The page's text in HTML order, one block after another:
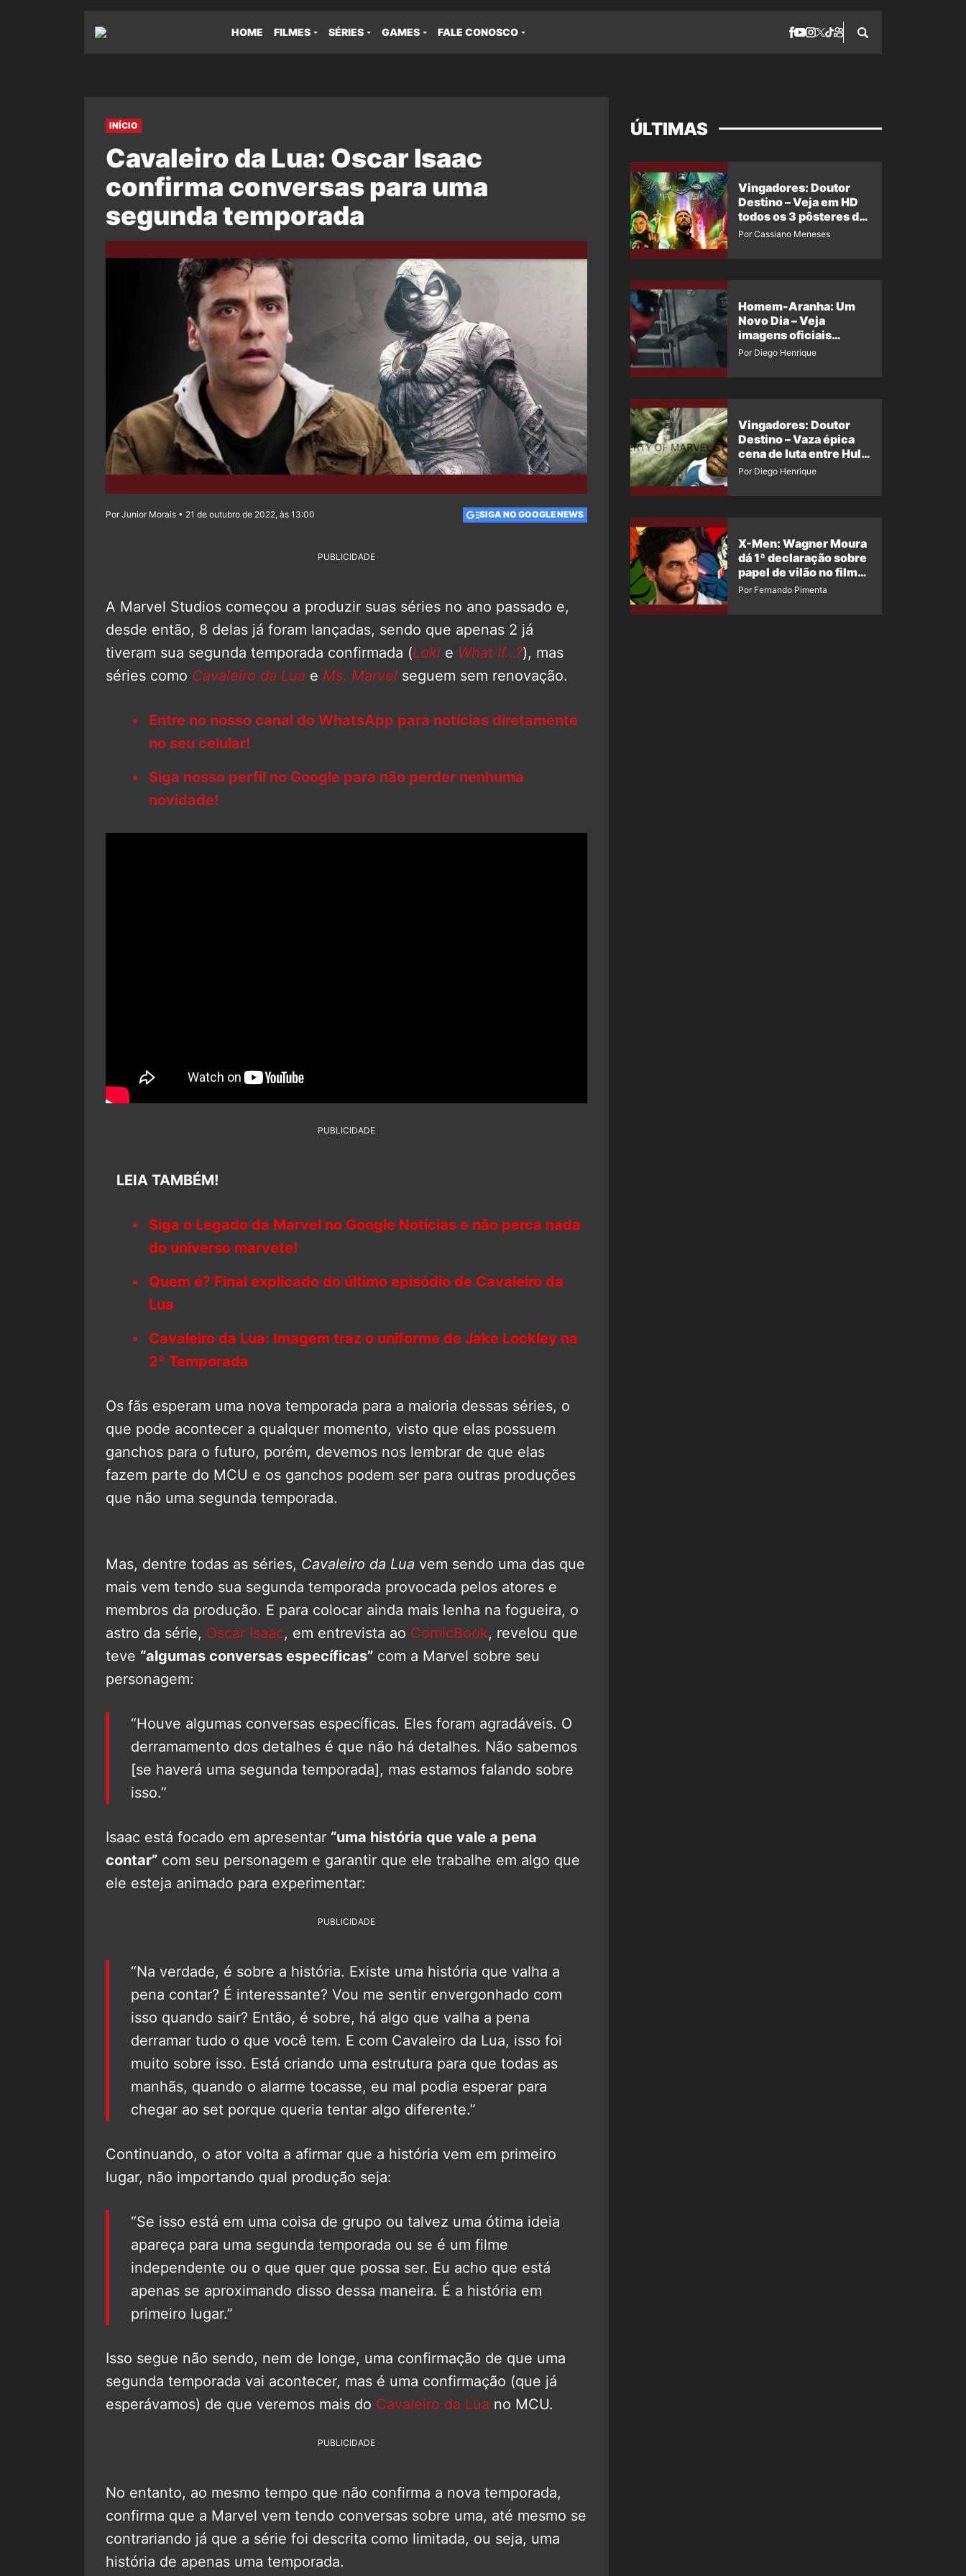
HOME FILMES SÉRIES GAMES FALE CONOSCO
INÍCIO
Cavaleiro da Lua: Oscar Isaac
confirma conversas para uma
segunda temporada
Por Junior Morais • 21 de outubro de 2022, às 13:00 SIGA NO GOOGLE NEWS
PUBLICIDADE
A Marvel Studios começou a produzir suas séries no ano passado e,
desde então, 8 delas já foram lançadas, sendo que apenas 2 já
tiveram sua segunda temporada confirmada (Loki e What If…?), mas
séries como Cavaleiro da Lua e Ms. Marvel seguem sem renovação.
Entre no nosso canal do WhatsApp para notícias diretamente
no seu celular!
Siga nosso perfil no Google para não perder nenhuma
novidade!
PUBLICIDADE
LEIA TAMBÉM!
Siga o Legado da Marvel no Google Notícias e não perca nada
do universo marvete!
Quem é? Final explicado do último episódio de Cavaleiro da
Lua
Cavaleiro da Lua: Imagem traz o uniforme de Jake Lockley na
2ª Temporada
Os fãs esperam uma nova temporada para a maioria dessas séries, o
que pode acontecer a qualquer momento, visto que elas possuem
ganchos para o futuro, porém, devemos nos lembrar de que elas
fazem parte do MCU e os ganchos podem ser para outras produções
que não uma segunda temporada.
Mas, dentre todas as séries, Cavaleiro da Lua vem sendo uma das que
mais vem tendo sua segunda temporada provocada pelos atores e
membros da produção. E para colocar ainda mais lenha na fogueira, o
astro da série, Oscar Isaac, em entrevista ao ComicBook, revelou que
teve “algumas conversas específicas” com a Marvel sobre seu
personagem:
“Houve algumas conversas específicas. Eles foram agradáveis. O
derramamento dos detalhes é que não há detalhes. Não sabemos
[se haverá uma segunda temporada], mas estamos falando sobre
isso.”
Isaac está focado em apresentar “uma história que vale a pena
contar” com seu personagem e garantir que ele trabalhe em algo que
ele esteja animado para experimentar:
PUBLICIDADE
“Na verdade, é sobre a história. Existe uma história que valha a
pena contar? É interessante? Vou me sentir envergonhado com
isso quando sair? Então, é sobre, há algo que valha a pena
derramar tudo o que você tem. E com Cavaleiro da Lua, isso foi
muito sobre isso. Está criando uma estrutura para que todas as
manhãs, quando o alarme tocasse, eu mal podia esperar para
chegar ao set porque queria tentar algo diferente.”
Continuando, o ator volta a afirmar que a história vem em primeiro
lugar, não importando qual produção seja:
“Se isso está em uma coisa de grupo ou talvez uma ótima ideia
apareça para uma segunda temporada ou se é um filme
independente ou o que quer que possa ser. Eu acho que está
apenas se aproximando disso dessa maneira. É a história em
primeiro lugar.”
Isso segue não sendo, nem de longe, uma confirmação de que uma
segunda temporada vai acontecer, mas é uma confirmação (que já
esperávamos) de que veremos mais do Cavaleiro da Lua no MCU.
PUBLICIDADE
No entanto, ao mesmo tempo que não confirma a nova temporada,
confirma que a Marvel vem tendo conversas sobre uma, até mesmo se
contrariando já que a série foi descrita como limitada, ou seja, uma
história de apenas uma temporada.
ÚLTIMAS
Vingadores: Doutor
Destino – Veja em HD
todos os 3 pôsteres de
‘Doomsday’ + 1 imagem
Por Cassiano Meneses
Homem-Aranha: Um
Novo Dia – Veja
imagens oficiais
descartadas do Hulk
Por Diego Henrique
Vingadores: Doutor
Destino – Vaza épica
cena de luta entre Hulk
e o Coisa
Por Diego Henrique
X-Men: Wagner Moura
dá 1ª declaração sobre
papel de vilão no filme
da Marvel
Por Fernando Pimenta